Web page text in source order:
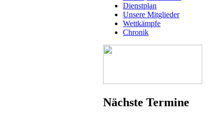
Dienstplan
Unsere Mitglieder
Wettkämpfe
Chronik
Nächste Termine